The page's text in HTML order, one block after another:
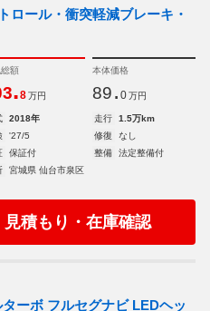
ロール・衝突軽減ブレーキ・
額
.8 万円
本体価格
89. 0 万円
2018年 走行
1.5万km
'27/5 修復
なし
保証付 整備
法定整備付
宮城県 仙台市泉区
見積もり・在庫確認
ーボ フルセグナビ LEDヘッ